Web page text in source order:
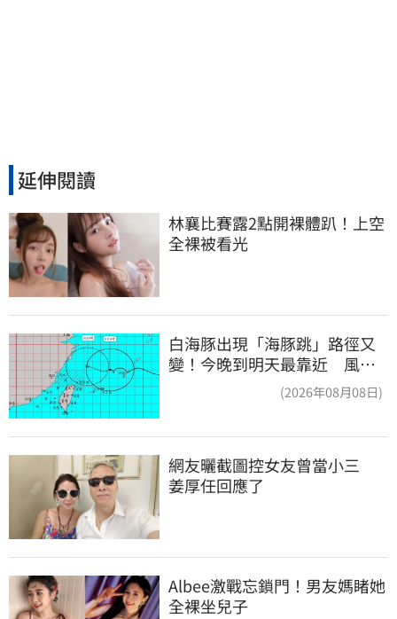
延伸閱讀
林襄比賽露2點開裸體趴！上空
全裸被看光
白海豚出現「海豚跳」路徑又
變！今晚到明天最靠近 風雨
(2026年08月08日)
網友曬截圖控女友曾當小三
姜厚任回應了
Albee激戰忘鎖門！男友媽睹她
全裸坐兒子